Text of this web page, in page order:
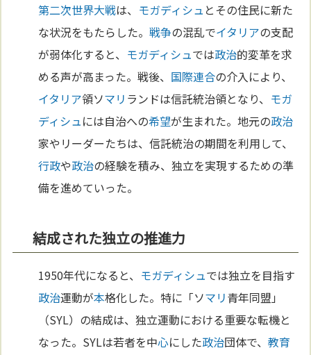
第二次世界大戦は、 モガディシュ とその住民に新た
な状況をもたらした。戦争の混乱でイタリアの支配
が弱体化すると、 モガディシュでは政治的変革を求
める声が高まった。戦後、 国際連合の介入により、
イタリア領ソマリ ランドは信託統治領となり、 モガ
ディシュには自治への希望が生まれた。地元の政治
家やリーダーたちは、信託統治の期間を利用して、
行政や政治の経験を積み、独立を実現するための準
備を進めていった。
結成された独立の推進力
1950年代になると、 モガディシュでは独立を目指す
政治運動が本格化した。特に「ソマリ青年同盟」
（SYL）の結成は、独立運動における重要な転機と
なった。SYLは若者を中心にした政治団体で、教育